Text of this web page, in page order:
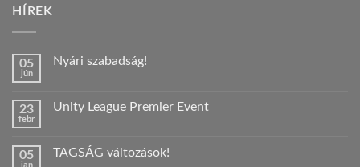
HÍREK
05
jún
Nyári szabadság!
Nyári
23
febr
Unity League Premier Event
Unity
05
jan
TAGSÁG változások!